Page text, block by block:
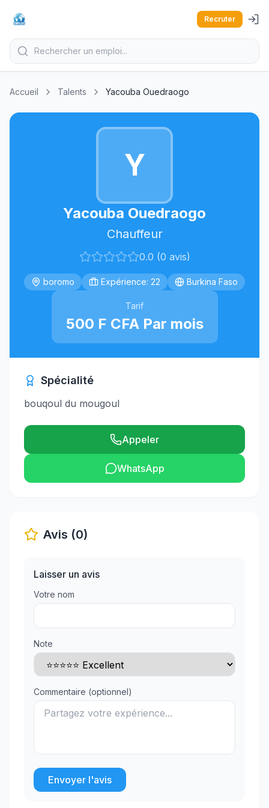
Recruter
Accueil Talents Yacouba Ouedraogo
Y
Yacouba Ouedraogo
Chauffeur
0.0 (0 avis)
boromo Expérience: 22 Burkina Faso
Tarif
500 F CFA Par mois
Spécialité
bouqoul du mougoul
Appeler
WhatsApp
Avis (0)
Laisser un avis
Votre nom
Note
Commentaire (optionnel)
Envoyer l'avis